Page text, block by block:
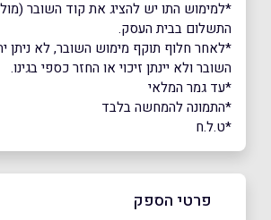
*למימוש התו יש להציג את קוד השובר
התשלום בבית העסק.
*לאחר חלוף תוקף מימוש השובר, לא ניתן
השובר ולא יינתן זיכוי או החזר כספי בגינו.
*עד גמר המלאי
*התמונה להמחשה בלבד
*ט.ל.ח
פרטי הספק